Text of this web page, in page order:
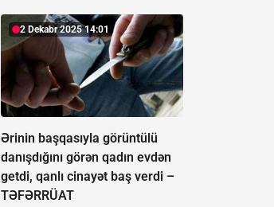
2 Dekabr 2025 14:01
Ərinin başqasıyla görüntülü
danışdığını görən qadın evdən
getdi, qanlı cinayət baş verdi –
TƏFƏRRÜAT